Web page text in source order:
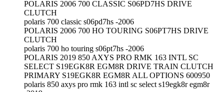
POLARIS 2006 700 CLASSIC S06PD7HS DRIVE
CLUTCH
polaris 700 classic s06pd7hs -2006
POLARIS 2006 700 HO TOURING S06PT7HS DRIVE
CLUTCH
polaris 700 ho touring s06pt7hs -2006
POLARIS 2019 850 AXYS PRO RMK 163 INTL SC
SELECT S19EGK8R EGM8R DRIVE TRAIN CLUTCH
PRIMARY S19EGK8R EGM8R ALL OPTIONS 600950
polaris 850 axys pro rmk 163 intl sc select s19egk8r egm8r